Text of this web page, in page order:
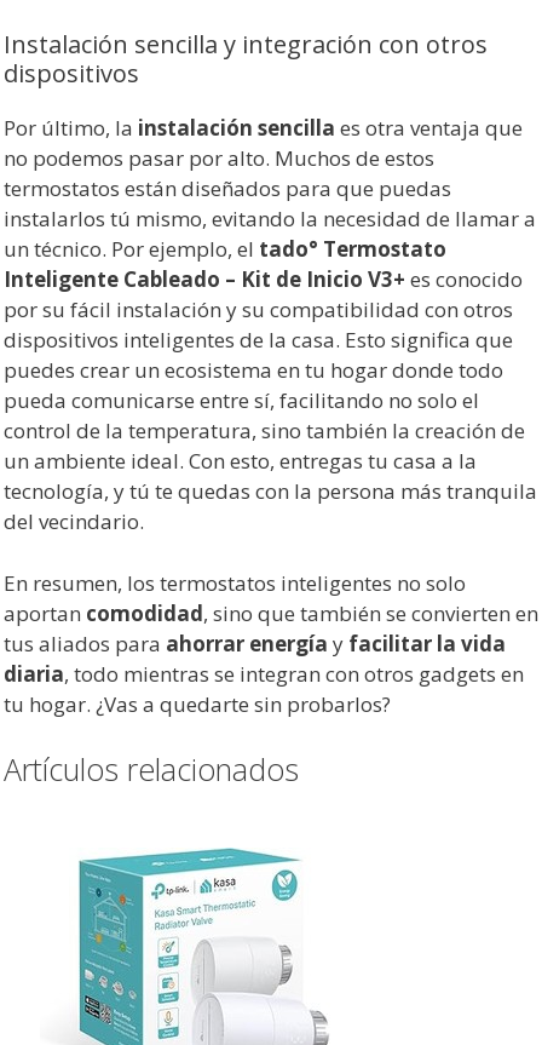
Instalación sencilla y integración con otros
dispositivos
Por último, la instalación sencilla es otra ventaja que
no podemos pasar por alto. Muchos de estos
termostatos están diseñados para que puedas
instalarlos tú mismo, evitando la necesidad de llamar a
un técnico. Por ejemplo, el tado° Termostato
Inteligente Cableado – Kit de Inicio V3+ es conocido
por su fácil instalación y su compatibilidad con otros
dispositivos inteligentes de la casa. Esto significa que
puedes crear un ecosistema en tu hogar donde todo
pueda comunicarse entre sí, facilitando no solo el
control de la temperatura, sino también la creación de
un ambiente ideal. Con esto, entregas tu casa a la
tecnología, y tú te quedas con la persona más tranquila
del vecindario.
En resumen, los termostatos inteligentes no solo
aportan comodidad, sino que también se convierten en
tus aliados para ahorrar energía y facilitar la vida
diaria, todo mientras se integran con otros gadgets en
tu hogar. ¿Vas a quedarte sin probarlos?
Artículos relacionados